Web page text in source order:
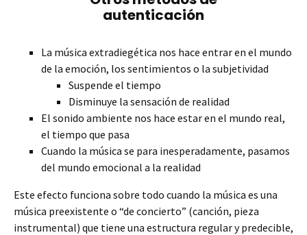
La música extradiegética nos hace entrar en el mundo
de la emoción, los sentimientos o la subjetividad
Suspende el tiempo
Disminuye la sensación de realidad
El sonido ambiente nos hace estar en el mundo real,
el tiempo que pasa
Cuando la música se para inesperadamente, pasamos
del mundo emocional a la realidad
Este efecto funciona sobre todo cuando la música es una
música preexistente o “de concierto” (canción, pieza
instrumental) que tiene una estructura regular y predecible,